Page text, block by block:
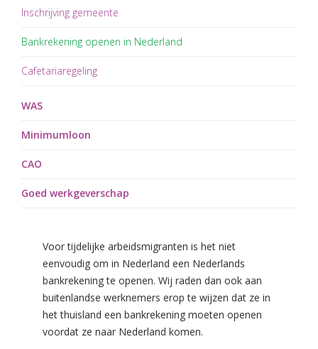
Inschrijving gemeente
Bankrekening openen in Nederland
Cafetariaregeling
WAS
Minimumloon
CAO
Goed werkgeverschap
Voor tijdelijke arbeidsmigranten is het niet
eenvoudig om in Nederland een Nederlands
bankrekening te openen. Wij raden dan ook aan
buitenlandse werknemers erop te wijzen dat ze in
het thuisland een bankrekening moeten openen
voordat ze naar Nederland komen.